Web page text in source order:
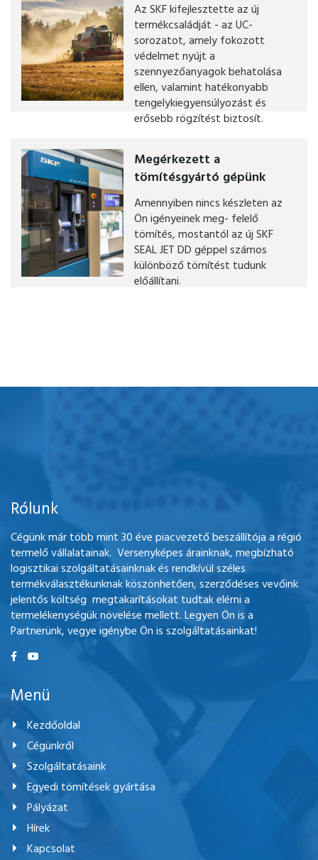
Az SKF kifejlesztette az új
termékcsaládját - az UC-
sorozatot, amely fokozott
védelmet nyújt a
szennyezőanyagok behatolása
ellen, valamint hatékonyabb
tengelykiegyensúlyozást és
erősebb rögzítést biztosít.
Megérkezett a
tömítésgyártó gépünk
Amennyiben nincs készleten az
Ön igényeinek meg- felelő
tömítés, mostantól az új SKF
SEAL JET DD géppel számos
különböző tömítést tudunk
előállítani.
Rólunk
Cégünk már több mint 30 éve piacvezető beszállítója a régió
termelő vállalatainak. Versenyképes árainknak, megbízható
logisztikai szolgáltatásainknak és rendkívül széles
termékválasztékunknak köszönhetően, szerződéses vevőink
jelentős költség megtakarításokat tudtak elérni a
termelékenységük növelése mellett. Legyen Ön is a
Partnerünk, vegye igénybe Ön is szolgáltatásainkat!
Menü
Kezdőoldal
Cégünkről
Szolgáltatásaink
Egyedi tömítések gyártása
Pályázat
Hírek
Kapcsolat